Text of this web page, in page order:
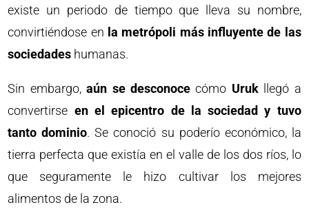
existe un periodo de tiempo que lleva su nombre,
convirtiéndose en la metrópoli más influyente de las
sociedades humanas.
Sin embargo,aún se desconoce cómo Urukllegó a
convertirse en el epicentro de la sociedad y tuvo
tanto dominio. Se conoció su poderío económico, la
tierra perfecta que existía en el valle de los dos ríos, lo
que seguramente le hizo cultivar los mejores
alimentos de la zona.